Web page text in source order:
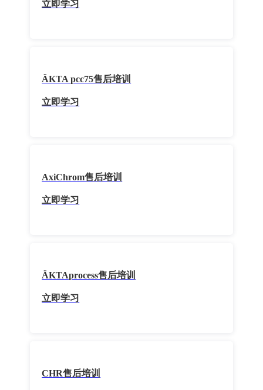
立即学习
ÄKTA pcc75售后培训
立即学习
AxiChrom售后培训
立即学习
ÄKTAprocess售后培训
立即学习
CHR售后培训